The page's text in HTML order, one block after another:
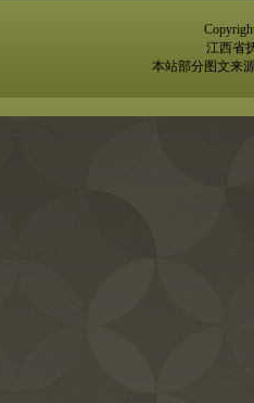
江西省
本站部分图文来